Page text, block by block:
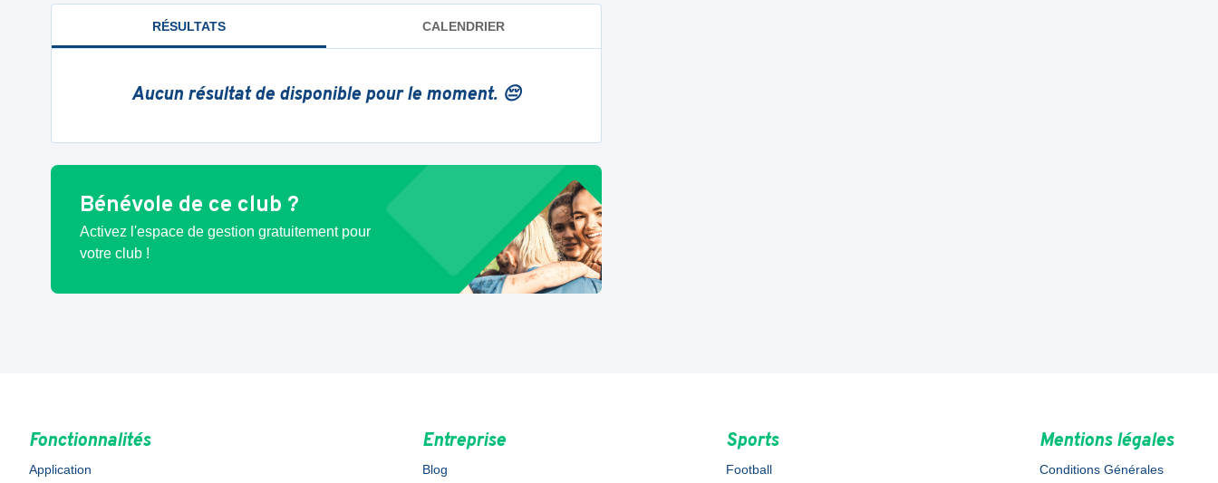
RÉSULTATS CALENDRIER
Aucun résultat de disponible pour le moment. 😔
Bénévole de ce club ?
Activez l'espace de gestion gratuitement pour
votre club !
Fonctionnalités
Application
Entreprise
Blog
Sports
Football
Mentions légales
Conditions Générales